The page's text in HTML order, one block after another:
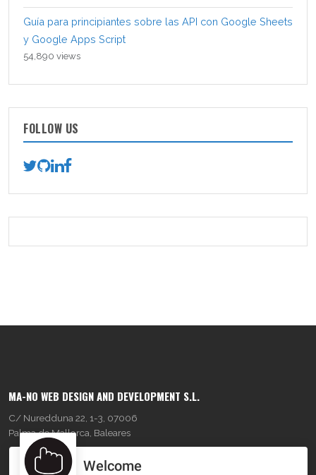
Guía para principiantes sobre las API con Google Sheets
y Google Apps Script
54,890 views
FOLLOW US
MA-NO WEB DESIGN AND DEVELOPMENT S.L.
C/ Nuredduna 22, 1-3, 07006
Palma de Mallorca, Baleares
OUR COMPANY Welcome